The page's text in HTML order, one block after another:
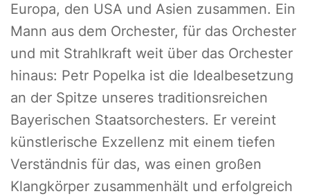
Europa, den USA und Asien zusammen. Ein
Mann aus dem Orchester, für das Orchester
und mit Strahlkraft weit über das Orchester
hinaus: Petr Popelka ist die Idealbesetzung
an der Spitze unseres traditionsreichen
Bayerischen Staatsorchesters. Er vereint
künstlerische Exzellenz mit einem tiefen
Verständnis für das, was einen großen
Klangkörper zusammenhält und erfolgreich